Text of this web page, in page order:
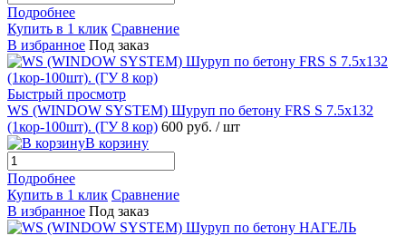
Подробнее
Купить в 1 клик Сравнение
В избранное Под заказ
Быстрый просмотр
WS (WINDOW SYSTEM) Шуруп по бетону FRS S 7.5х132
(1кор-100шт). (ГУ 8 кор) 600 руб. / шт
В корзину
Подробнее
Купить в 1 клик Сравнение
В избранное Под заказ